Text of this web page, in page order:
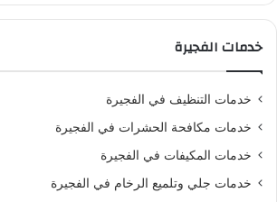
خدمات الفجيرة
خدمات التنظيف في الفجيرة
خدمات مكافحة الحشرات في الفجيرة
خدمات المكيفات في الفجيرة
خدمات جلي وتلميع الرخام في الفجيرة